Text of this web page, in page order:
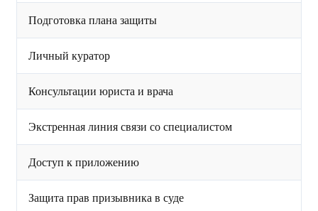
Подготовка плана защиты
Личный куратор
Консультации юриста и врача
Экстренная линия связи со специалистом
Доступ к приложению
Защита прав призывника в суде